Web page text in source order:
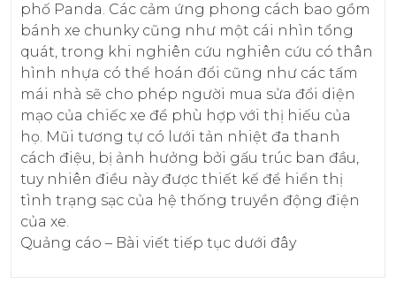
phố Panda. Các cảm ứng phong cách bao gồm
bánh xe chunky cũng như một cái nhìn tổng
quát, trong khi nghiên cứu nghiên cứu có thân
hình nhựa có thể hoán đổi cũng như các tấm
mái nhà sẽ cho phép người mua sửa đổi diện
mạo của chiếc xe để phù hợp với thị hiếu của
họ. Mũi tương tự có lưới tản nhiệt đa thanh
cách điệu, bị ảnh hưởng bởi gấu trúc ban đầu,
tuy nhiên điều này được thiết kế để hiển thị
tình trạng sạc của hệ thống truyền động điện
của xe.
Quảng cáo – Bài viết tiếp tục dưới đây